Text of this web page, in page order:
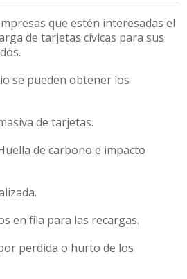
que estén interesadas el
de tarjetas cívicas para sus
se pueden obtener los
de tarjetas.
de carbono e impacto
en fila para las recargas.
perdida o hurto de los